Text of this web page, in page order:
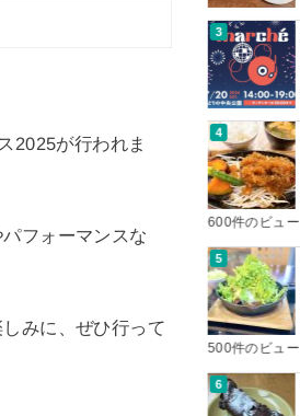
2025が行われま
フォーマンスな
みに、ぜひ行って
600件のビュー
500件のビュー